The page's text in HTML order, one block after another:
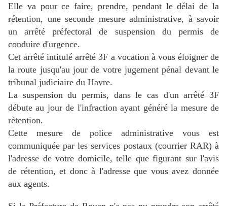
Elle va pour ce faire, prendre, pendant le délai de la
rétention, une seconde mesure administrative, à savoir
un arrêté préfectoral de suspension du permis de
conduire d'urgence.
Cet arrêté intitulé arrêté 3F a vocation à vous éloigner de
la route jusqu'au jour de votre jugement pénal devant le
tribunal judiciaire du Havre.
La suspension du permis, dans le cas d'un arrêté 3F
débute au jour de l'infraction ayant généré la mesure de
rétention.
Cette mesure de police administrative vous est
communiquée par les services postaux (courrier RAR) à
l'adresse de votre domicile, telle que figurant sur l'avis
de rétention, et donc à l'adresse que vous avez donnée
aux agents.